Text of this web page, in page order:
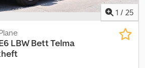
1 / 25
LBW Bett Telma